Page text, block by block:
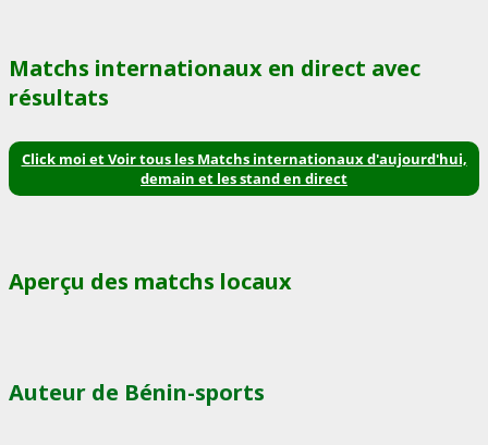
Matchs internationaux en direct avec
résultats
Click moi et Voir tous les Matchs internationaux d'aujourd'hui,
demain et les stand en direct
Aperçu des matchs locaux
Auteur de Bénin-sports